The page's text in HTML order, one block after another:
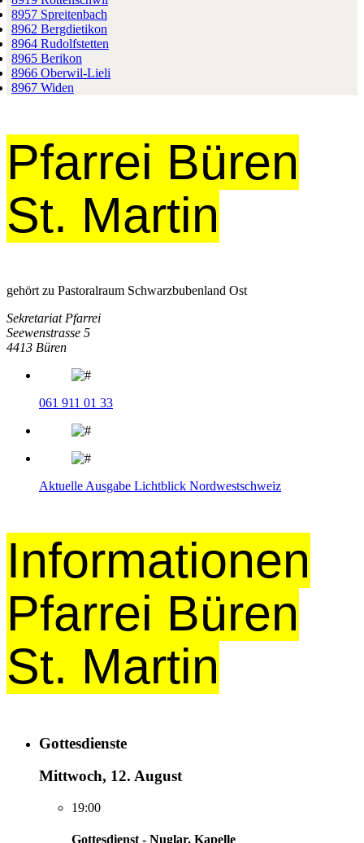
8957 Spreitenbach
8962 Bergdietikon
8964 Rudolfstetten
8965 Berikon
8966 Oberwil-Lieli
8967 Widen
Pfarrei Büren
St. Martin
gehört zu Pastoralraum Schwarzbubenland Ost
Sekretariat Pfarrei
Seewenstrasse 5
4413 Büren
061 911 01 33
Aktuelle Ausgabe Lichtblick Nordwestschweiz
Informationen
Pfarrei Büren
St. Martin
Gottesdienste
Mittwoch, 12. August
19:00
Gottesdienst - Nuglar, Kapelle